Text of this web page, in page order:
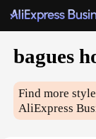
bagues
Find more
AliExpress